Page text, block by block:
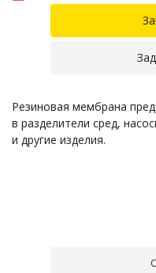
Резиновая мембрана
в разделители сред,
и другие изделия.